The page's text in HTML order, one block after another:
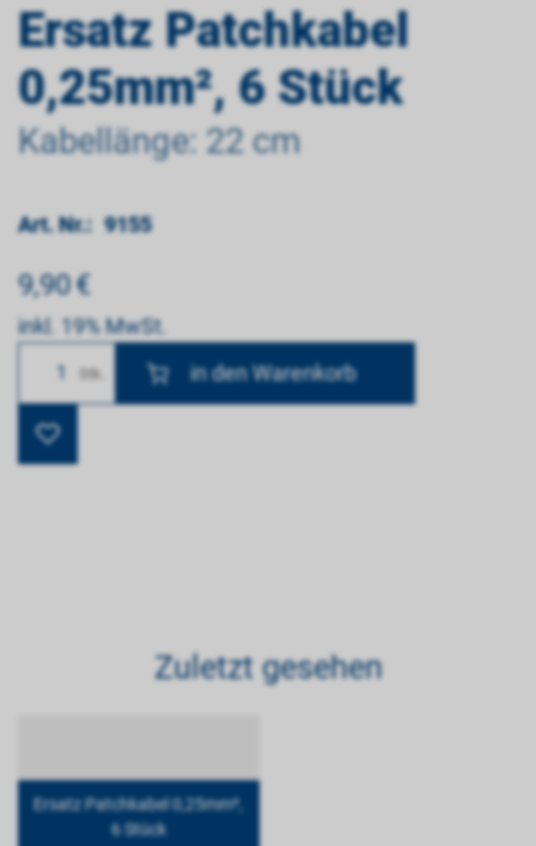
Ersatz Patchkabel
0,25mm², 6 Stück
Kabellänge: 22 cm
Art. Nr.: 9155
9,90€
inkl. 19% MwSt.
Anzahl Stk.
Zuletzt gesehen
Ersatz Patchkabel 0,25mm²,
6 Stück